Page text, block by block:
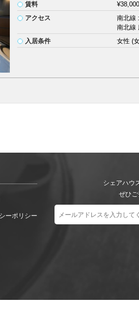
賃料
アクセス
南北線
南北線
入居条件
女性 (
ーポリシー
シェアハウ
ぜひご